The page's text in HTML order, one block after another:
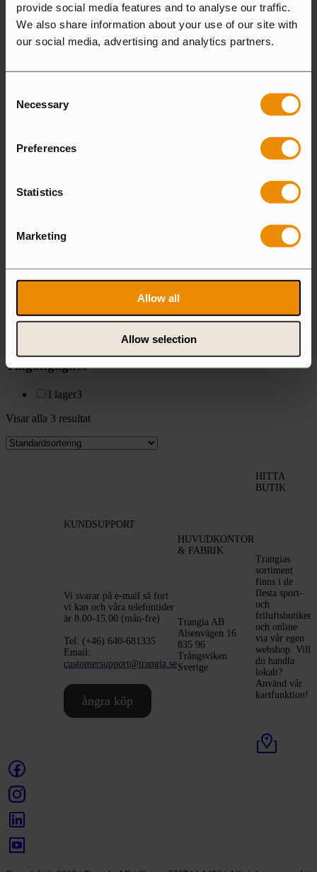
provide social media features and to analyse our traffic.
We also share information about your use of our site with
our social media, advertising and analytics partners.
Selection
Necessary
Preferences
Statistics
Marketing
Allow all
Allow selection
Matdosor
Tillbehör
Reservdelar
Brännare
AL / Aluminium
Passar till
1002303
25 Large3
ALL2
Tillgänglighet
I lager3
Visar alla 3 resultat
KUNDSUPPORT
Vi svarar på e-mail så fort
vi kan och våra telefontider
är 8.00-15.00 (mån-fre)
Tel: (+46) 640-681335
Email:
customersupport@trangia.se
ångra köp
HUVUDKONTOR
& FABRIK
Trangia AB
Alsenvägen 16
835 96
Trångsviken
Sverige
HITTA
BUTIK
Trangias
sortiment
finns i de
flesta sport-
och
friluftsbutiker
och online
via vår egen
webshop. Vill
du handla
lokalt?
Använd vår
kartfunktion!